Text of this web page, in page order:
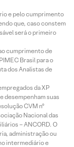
e pelo cumprimento
que, caso constem
será o primeiro
cumprimento de
Brasil para o
dos Analistas de
da XP
desempenham suas
CVM nº
Nacional das
– ANCORD. O
administração ou
intermediário e